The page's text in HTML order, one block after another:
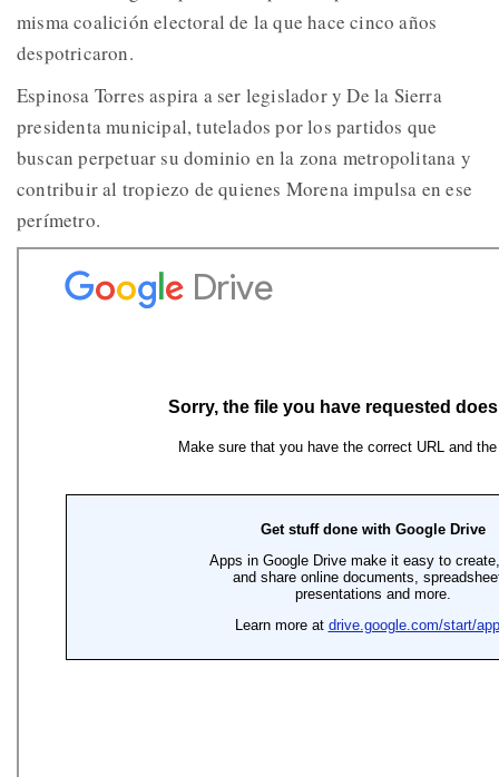
misma coalición electoral de la que hace cinco años
despotricaron.
Espinosa Torres aspira a ser legislador y De la Sierra
presidenta municipal, tutelados por los partidos que
buscan perpetuar su dominio en la zona metropolitana y
contribuir al tropiezo de quienes Morena impulsa en ese
perímetro.